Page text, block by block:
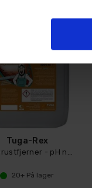
Tuga-Rex
Flyverustfjerner - pH nøytral - 5L
20+ På lager